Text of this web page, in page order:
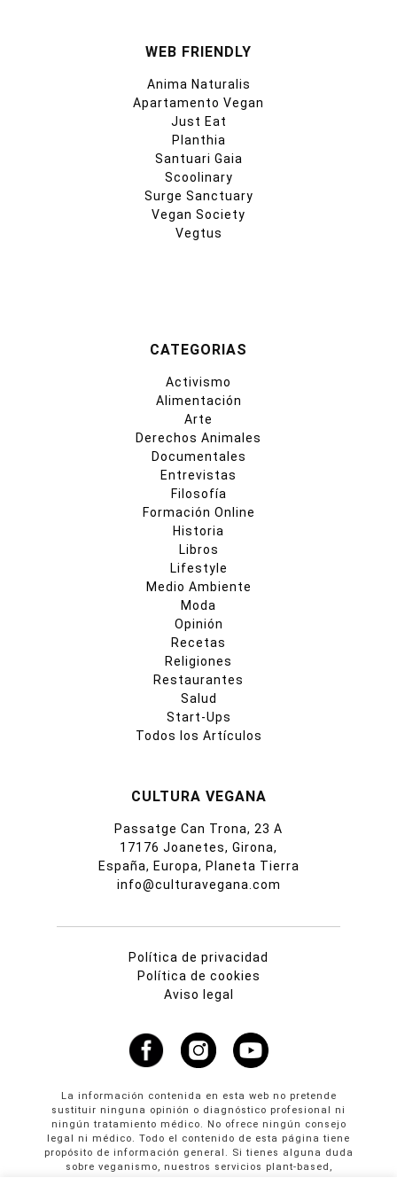
WEB FRIENDLY
Anima Naturalis
Apartamento Vegan
Just Eat
Planthia
Santuari Gaia
Scoolinary
Surge Sanctuary
Vegan Society
Vegtus
CATEGORIAS
Activismo
Alimentación
Arte
Derechos Animales
Documentales
Entrevistas
Filosofía
Formación Online
Historia
Libros
Lifestyle
Medio Ambiente
Moda
Opinión
Recetas
Religiones
Restaurantes
Salud
Start-Ups
Todos los Artículos
CULTURA VEGANA
Passatge Can Trona, 23 A
17176 Joanetes, Girona,
España, Europa, Planeta Tierra
info@culturavegana.com
Política de privacidad
Política de cookies
Aviso legal
La información contenida en esta web no pretende
sustituir ninguna opinión o diagnóstico profesional ni
ningún tratamiento médico. No ofrece ningún consejo
legal ni médico. Todo el contenido de esta página tiene
propósito de información general. Si tienes alguna duda
sobre veganismo, nuestros servicios plant-based,